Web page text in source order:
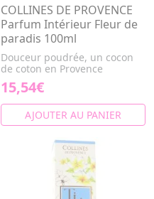
COLLINES DE PROVENCE
Parfum Intérieur Fleur de
paradis 100ml
Douceur poudrée, un cocon
de coton en Provence
15,54€
AJOUTER AU PANIER